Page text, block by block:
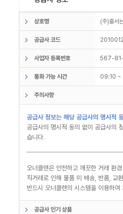
상호명 (주)줄
공급사 코드
사업자 등록번호 567-
통화 가능 시간 09:10
주의사항
공급사 정보는 해당 공급사의 명시적
공급사의 명시적 동의 없이 공급사의
습니다.
오너클랜은 안전하고 깨끗한 거래 환
직거래로 인해 물품 미 배송, 반품, 교
반드시 오너클랜의 시스템을 이용하
공급사 인기 상품